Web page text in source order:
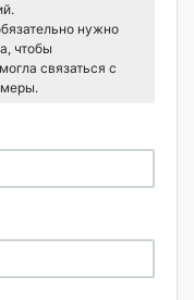
нужно
чтобы
связаться с
меры.